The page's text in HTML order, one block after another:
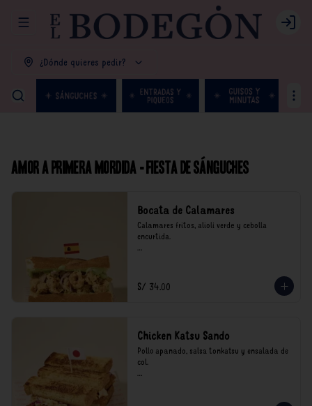
Abrir menu de navegación Login
¿Dónde quieres pedir?
Amor a primera mordida - Fiesta de Sánguches
Bocata de Calamares
Calamares fritos, alioli verde y cebolla
encurtida.
consumo.
S/ 34.00
Chicken Katsu Sando
Pollo apanado, salsa tonkatsu y ensalada de
col.